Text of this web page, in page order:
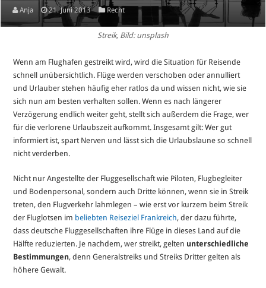
Anja 21. Juni 2013 Recht
Streik, Bild: unsplash
Wenn am Flughafen gestreikt wird, wird die Situation für Reisende
schnell unübersichtlich. Flüge werden verschoben oder annulliert
und Urlauber stehen häufig eher ratlos da und wissen nicht, wie sie
sich nun am besten verhalten sollen. Wenn es nach längerer
Verzögerung endlich weiter geht, stellt sich außerdem die Frage, wer
für die verlorene Urlaubszeit aufkommt. Insgesamt gilt: Wer gut
informiert ist, spart Nerven und lässt sich die Urlaubslaune so schnell
nicht verderben.
Nicht nur Angestellte der Fluggesellschaft wie Piloten, Flugbegleiter
und Bodenpersonal, sondern auch Dritte können, wenn sie in Streik
treten, den Flugverkehr lahmlegen – wie erst vor kurzem beim Streik
der Fluglotsen im beliebten Reiseziel Frankreich, der dazu führte,
dass deutsche Fluggesellschaften ihre Flüge in dieses Land auf die
Hälfte reduzierten. Je nachdem, wer streikt, gelten unterschiedliche
Bestimmungen, denn Generalstreiks und Streiks Dritter gelten als
höhere Gewalt.